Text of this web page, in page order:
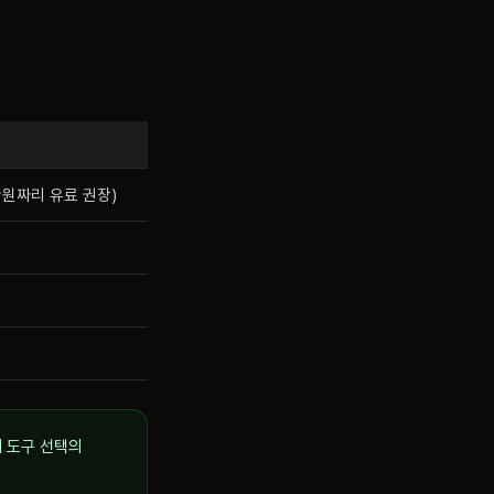
짜리 유료 권장)
구 선택의